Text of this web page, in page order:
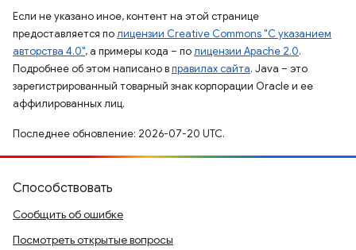
Если не указано иное, контент на этой странице
предоставляется полицензии Creative Commons "С указанием
авторства 4.0", а примеры кода – полицензии Apache 2.0.
Подробнее об этом написано вправилах сайта. Java – это
зарегистрированный товарный знак корпорации Oracle и ее
аффилированных лиц.
Последнее обновление: 2026-07-20 UTC.
Способствовать
Сообщить об ошибке
Посмотреть открытые вопросы